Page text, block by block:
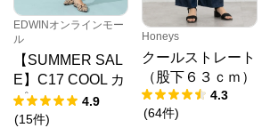
EDWINオンラインモー
ル
【SUMMER SAL
E】C17 COOL カ
プリ デニムパン
ツ【涼】
4.9
(15件)
Honeys
クールストレート
（股下６３ｃｍ）
4.3
(64件)